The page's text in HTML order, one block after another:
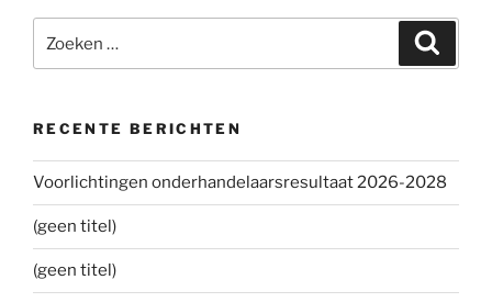
naar:
RECENTE BERICHTEN
Voorlichtingen onderhandelaarsresultaat 2026-2028
(geen titel)
(geen titel)